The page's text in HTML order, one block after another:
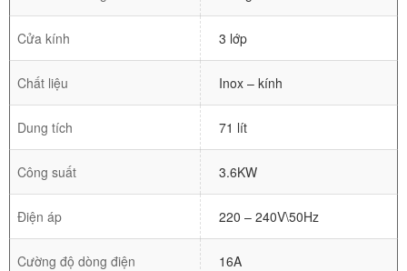
Cửa kính 3 lớp
Chất liệu Inox – kính
Dung tích 71 lít
Công suất 3.6KW
Điện áp 220 – 240V\50Hz
Cường độ dòng điện 16A